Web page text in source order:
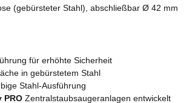
(gebürsteter Stahl), abschließbar Ø 42 mm
für erhöhte Sicherheit
in gebürstetem Stahl
Stahl-Ausführung
PRO Zentralstaubsaugeranlagen entwickelt